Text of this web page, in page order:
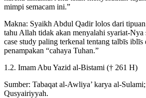
mimpi semacam ini.”
Makna: Syaikh Abdul Qadir lolos dari
tahu Allah tidak akan menyalahi syariat-
case study paling terkenal tentang talbīs iblīs
penampakan “cahaya Tuhan.”
1.2. Imam Abu Yazid al-Bistami († 261 H)
Sumber: Tabaqat al-Awliya’ karya al-
Qusyairiyyah.